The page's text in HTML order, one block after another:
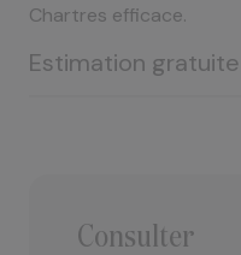
consulter
Chartres efficace.
Estimation
GRATUITE SUR